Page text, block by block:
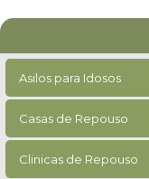
Asilos para Idosos
Casas de Repouso
Clinicas de Repouso